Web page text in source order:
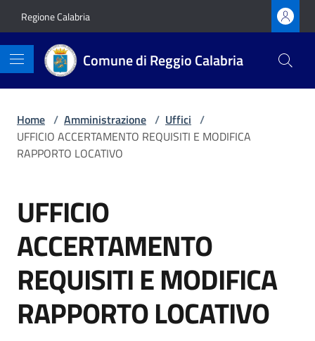
Regione Calabria
Comune di Reggio Calabria
Home / Amministrazione / Uffici /
UFFICIO ACCERTAMENTO REQUISITI E MODIFICA
RAPPORTO LOCATIVO
UFFICIO
ACCERTAMENTO
REQUISITI E MODIFICA
RAPPORTO LOCATIVO